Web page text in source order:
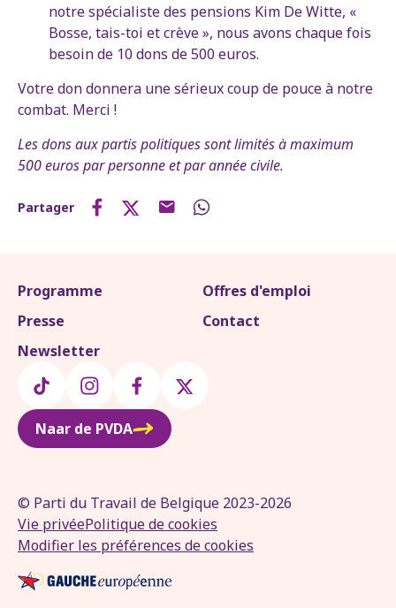
notre spécialiste des pensions Kim De Witte, «
Bosse, tais-toi et crève », nous avons chaque fois
besoin de 10 dons de 500 euros.
Votre don donnera une sérieux coup de pouce à notre
combat. Merci !
Les dons aux partis politiques sont limités à maximum
500 euros par personne et par année civile.
Partager
Programme
Offres d'emploi
Presse
Contact
Newsletter
Naar de PVDA
© Parti du Travail de Belgique 2023-2026
Vie privéePolitique de cookies
Modifier les préférences de cookies